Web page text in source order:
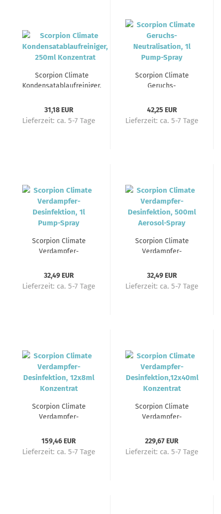
Scorpion Climate
Kondensatablaufreiniger,
31,18 EUR
Lieferzeit: ca. 5-7 Tage
Scorpion Climate
Geruchs-
Pump-Spray
42,25 EUR
Lieferzeit: ca. 5-7 Tage
Scorpion Climate
Verdampfer-
Spray
32,49 EUR
Lieferzeit: ca. 5-7 Tage
Scorpion Climate
Verdampfer-
Aerosol-Spray
32,49 EUR
Lieferzeit: ca. 5-7 Tage
Scorpion Climate
Verdampfer-
Konzentrat
159,46 EUR
Lieferzeit: ca. 5-7 Tage
Scorpion Climate
Verdampfer-
Konzentrat
229,67 EUR
Lieferzeit: ca. 5-7 Tage